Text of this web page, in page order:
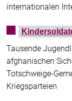
internationalen
Tausende
afghanischen
Totschweige-
Kriegsparteien